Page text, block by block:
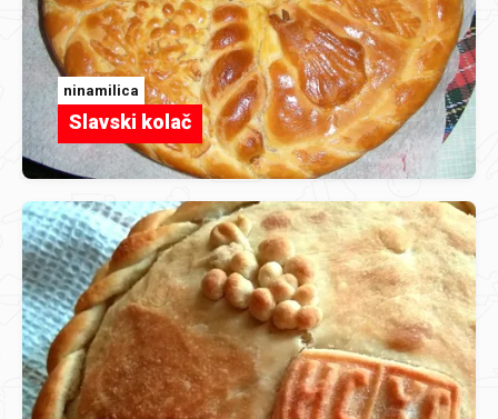
ninamilica
Slavski kolač